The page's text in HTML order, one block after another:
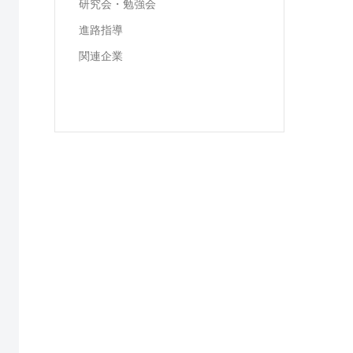
研究会・勉強会
進路指導
関連企業